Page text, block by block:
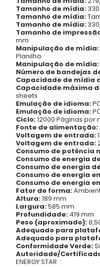
Tamanho de mídia:
Tamanho de mídia:
Tamanho de mídia:
Tamanho de
mm
Manipulação de mídia:
Planilha
Manipulação de mídia:
Número de bandejas
Capacidade de mídia
Capacidade máxima
sheets
Emulação de idioma:
Emulação de idioma:
Ciclo:12000 Páginas por
Fonte de alimentação:
Voltagem de entrada:
Voltagem de entrada:
Consumo de potência
Consumo de energia
Consumo de energia
Consumo de energia
Consumo de energia
Fator de forma:
Altura:189 mm
Largura:585 mm
Profundidade: 419 mm
Peso (aproximado):
Adequado para
Adequado para
Conformidade Verde:
Autoridade/
ENERGY STAR